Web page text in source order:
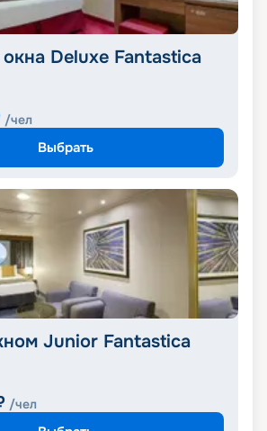
Deluxe Fantastica
/чел
Выбрать
Junior Fantastica
/чел